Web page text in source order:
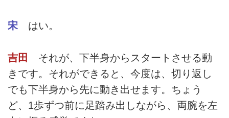
宋 はい。
吉田
それが、下半身からスタートさせる動
きです。それができると、今度は、切り返し
でも下半身から先に動き出せます。ちょう
ど、1歩ずつ前に足踏み出しながら、両腕を左